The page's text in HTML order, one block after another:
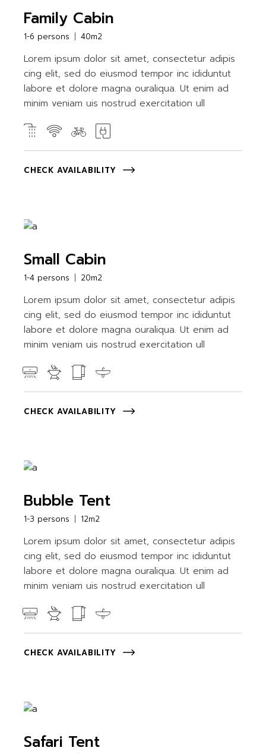
Family Cabin
1-6 persons 40m2
Lorem ipsum dolor sit amet, consectetur adipis
cing elit, sed do eiusmod tempor inc ididuntut
labore et dolore magna ouraliqua. Ut enim ad
minim veniam uis nostrud exercitation ull
CHECK AVAILABILITY
Small Cabin
1-4 persons 20m2
Lorem ipsum dolor sit amet, consectetur adipis
cing elit, sed do eiusmod tempor inc ididuntut
labore et dolore magna ouraliqua. Ut enim ad
minim veniam uis nostrud exercitation ull
CHECK AVAILABILITY
Bubble Tent
1-3 persons 12m2
Lorem ipsum dolor sit amet, consectetur adipis
cing elit, sed do eiusmod tempor inc ididuntut
labore et dolore magna ouraliqua. Ut enim ad
minim veniam uis nostrud exercitation ull
CHECK AVAILABILITY
Safari Tent